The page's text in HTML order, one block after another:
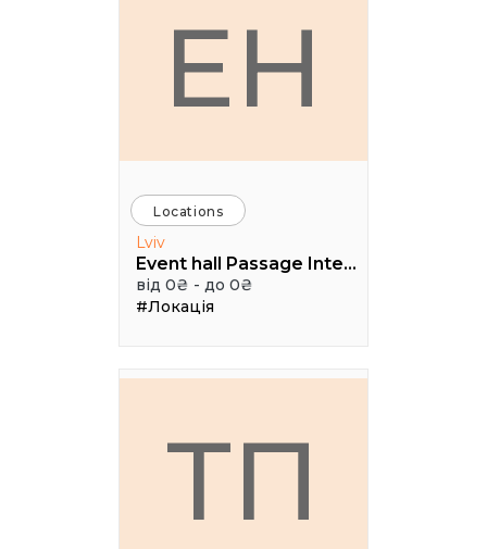
EH
Locations
Lviv
Event hall Passage Interdit
від 0₴ - до 0₴
#Локація
ТП